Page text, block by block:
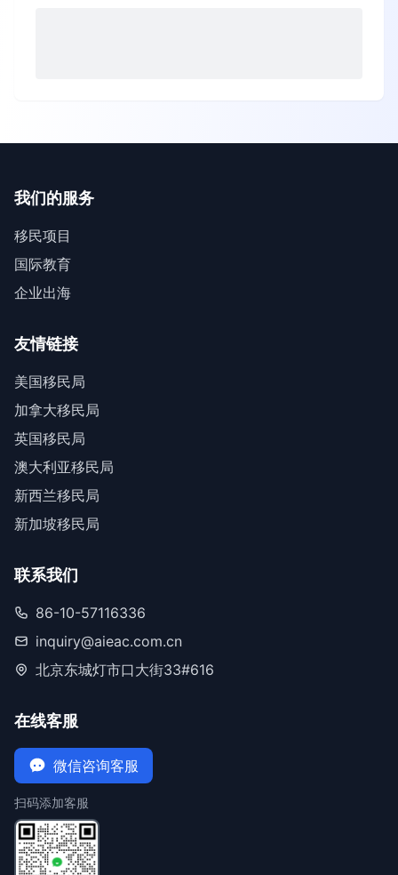
我们的服务
移民项目
国际教育
企业出海
友情链接
美国移民局
加拿大移民局
英国移民局
澳大利亚移民局
新西兰移民局
新加坡移民局
联系我们
86-10-57116336
inquiry@aieac.com.cn
北京东城灯市口大街33#616
在线客服
微信咨询客服
扫码添加客服